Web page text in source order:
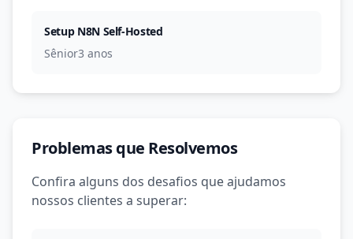
Setup N8N Self-Hosted
Sênior3 anos
Problemas que Resolvemos
Confira alguns dos desafios que ajudamos
nossos clientes a superar: